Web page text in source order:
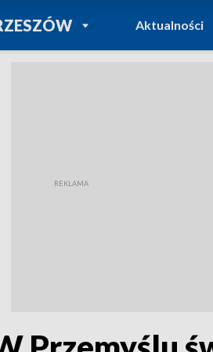
POWRÓT DO
TVP REGIONY
Aktualności